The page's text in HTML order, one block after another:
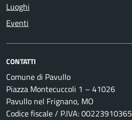
Luoghi
Eventi
CONTATTI
Comune di Pavullo
Piazza Montecuccoli 1 – 41026
Pavullo nel Frignano, MO
Codice fiscale / P.IVA: 00223910365